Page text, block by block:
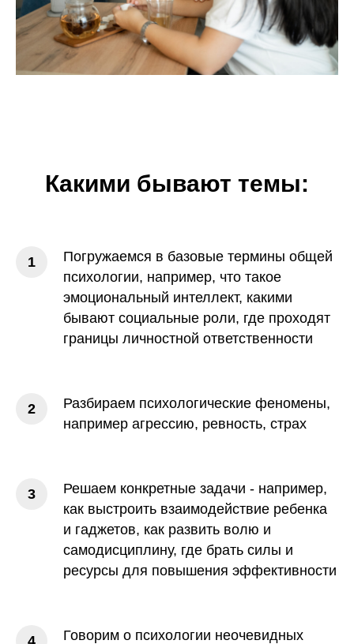
Какими бывают темы:
Погружаемся в базовые термины общей
психологии, например, что такое
эмоциональный интеллект, какими
бывают социальные роли, где проходят
границы личностной ответственности
Разбираем психологические феномены,
например агрессию, ревность, страх
Решаем конкретные задачи - например,
как выстроить взаимодействие ребенка
и гаджетов, как развить волю и
самодисциплину, где брать силы и
ресурсы для повышения эффективности
Говорим о психологии неочевидных